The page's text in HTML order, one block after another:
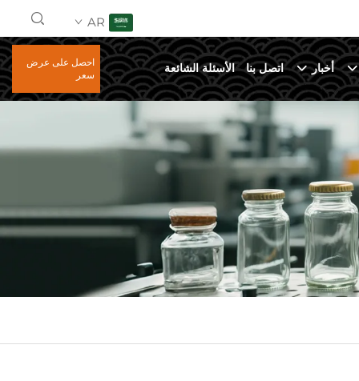
AR
أخبار اتصل بنا الأسئلة الشائعة
احصل على عرض
سعر